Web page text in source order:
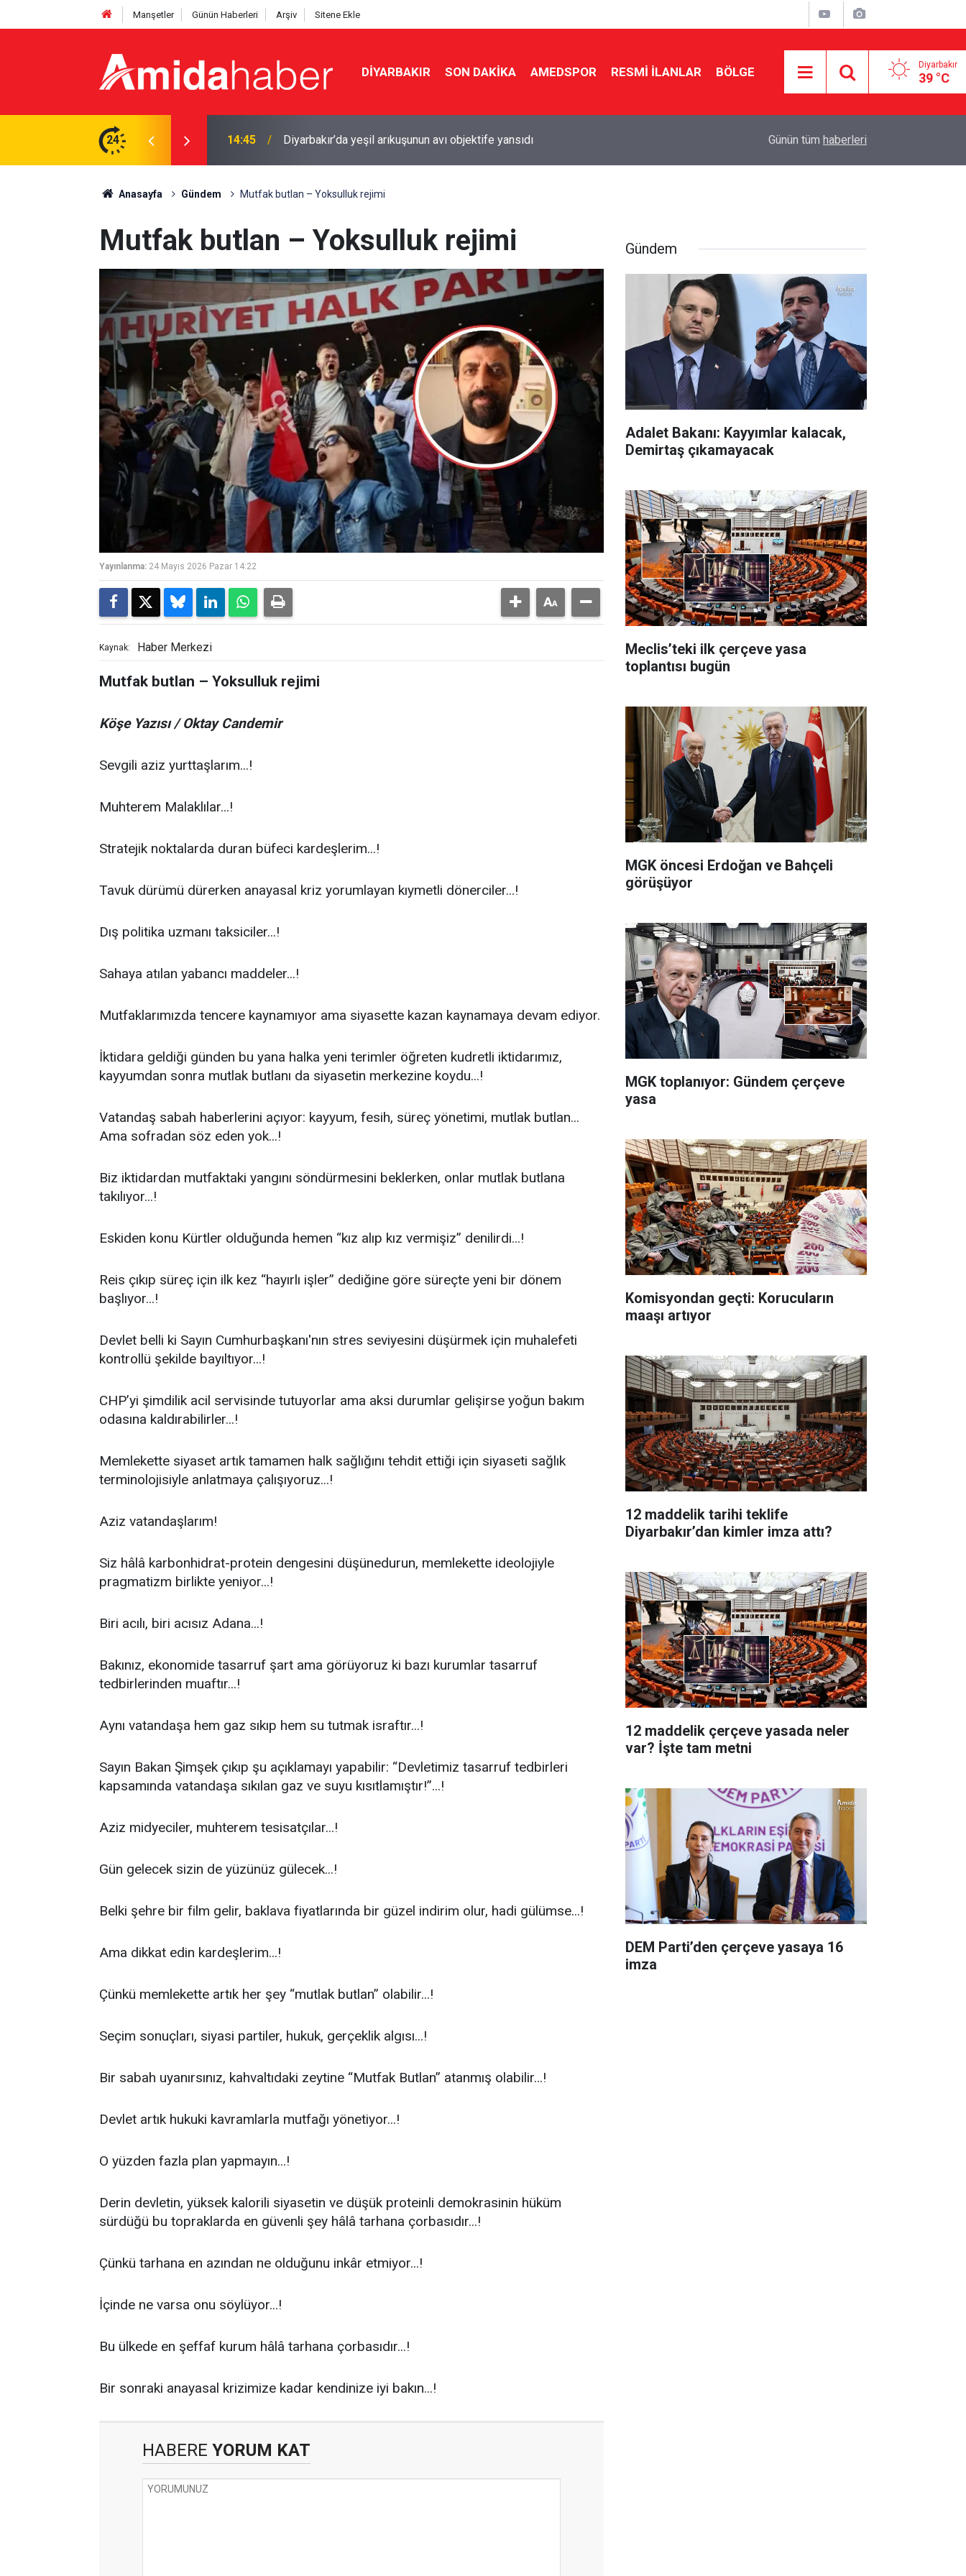
Manşetler Günün Haberleri Arşiv Sitene Ekle
DIYARBAKIR SON DAKIKA AMEDSPOR RESMI İLANLAR BÖLGE Diyarbakır
39 °C
24 14:21 Diyarbakır’da sürücülere uyarı: İki noktada çalışma var Diyarbakır şehir hastanesinin açılışı tarihi belli
Günün tüm haberleri
Anasayfa Gündem Mutfak butlan – Yoksulluk rejimi
Mutfak butlan – Yoksulluk rejimi
Yayınlanma: 24 Mayıs 2026 Pazar 14:22
Kaynak: Haber Merkezi
Mutfak butlan – Yoksulluk rejimi
Köşe Yazısı / Oktay Candemir
Sevgili aziz yurttaşlarım...!
Muhterem Malaklılar...!
Stratejik noktalarda duran büfeci kardeşlerim...!
Tavuk dürümü dürerken anayasal kriz yorumlayan kıymetli dönerciler...!
Dış politika uzmanı taksiciler...!
Sahaya atılan yabancı maddeler...!
Mutfaklarımızda tencere kaynamıyor ama siyasette kazan kaynamaya devam ediyor.
İktidara geldiği günden bu yana halka yeni terimler öğreten kudretli iktidarımız,
kayyumdan sonra mutlak butlanı da siyasetin merkezine koydu...!
Vatandaş sabah haberlerini açıyor: kayyum, fesih, süreç yönetimi, mutlak butlan...
Ama sofradan söz eden yok...!
Biz iktidardan mutfaktaki yangını söndürmesini beklerken, onlar mutlak butlana
takılıyor...!
Eskiden konu Kürtler olduğunda hemen “kız alıp kız vermişiz” denilirdi...!
Reis çıkıp süreç için ilk kez “hayırlı işler” dediğine göre süreçte yeni bir dönem
başlıyor...!
Devlet belli ki Sayın Cumhurbaşkanı'nın stres seviyesini düşürmek için muhalefeti
kontrollü şekilde bayıltıyor...!
CHP’yi şimdilik acil servisinde tutuyorlar ama aksi durumlar gelişirse yoğun bakım
odasına kaldırabilirler...!
Memlekette siyaset artık tamamen halk sağlığını tehdit ettiği için siyaseti sağlık
terminolojisiyle anlatmaya çalışıyoruz...!
Aziz vatandaşlarım!
Siz hâlâ karbonhidrat-protein dengesini düşünedurun, memlekette ideolojiyle
pragmatizm birlikte yeniyor...!
Biri acılı, biri acısız Adana...!
Bakınız, ekonomide tasarruf şart ama görüyoruz ki bazı kurumlar tasarruf
tedbirlerinden muaftır...!
Aynı vatandaşa hem gaz sıkıp hem su tutmak israftır...!
Sayın Bakan Şimşek çıkıp şu açıklamayı yapabilir: “Devletimiz tasarruf tedbirleri
kapsamında vatandaşa sıkılan gaz ve suyu kısıtlamıştır!”...!
Aziz midyeciler, muhterem tesisatçılar...!
Gün gelecek sizin de yüzünüz gülecek...!
Belki şehre bir film gelir, baklava fiyatlarında bir güzel indirim olur, hadi gülümse...!
Ama dikkat edin kardeşlerim...!
Çünkü memlekette artık her şey “mutlak butlan” olabilir...!
Seçim sonuçları, siyasi partiler, hukuk, gerçeklik algısı...!
Bir sabah uyanırsınız, kahvaltıdaki zeytine “Mutfak Butlan” atanmış olabilir...!
Devlet artık hukuki kavramlarla mutfağı yönetiyor...!
O yüzden fazla plan yapmayın...!
Derin devletin, yüksek kalorili siyasetin ve düşük proteinli demokrasinin hüküm
sürdüğü bu topraklarda en güvenli şey hâlâ tarhana çorbasıdır...!
Çünkü tarhana en azından ne olduğunu inkâr etmiyor...!
İçinde ne varsa onu söylüyor...!
Bu ülkede en şeffaf kurum hâlâ tarhana çorbasıdır...!
Bir sonraki anayasal krizimize kadar kendinize iyi bakın...!
HABERE YORUM KAT
Gündem
Adalet Bakanı: Kayyımlar kalacak,
Demirtaş çıkamayacak
Meclis’teki ilk çerçeve yasa
toplantısı bugün
MGK öncesi Erdoğan ve Bahçeli
görüşüyor
MGK toplanıyor: Gündem çerçeve
yasa
Komisyondan geçti: Korucuların
maaşı artıyor
12 maddelik tarihi teklife
Diyarbakır’dan kimler imza attı?
12 maddelik çerçeve yasada neler
var? İşte tam metni
DEM Parti’den çerçeve yasaya 16
imza